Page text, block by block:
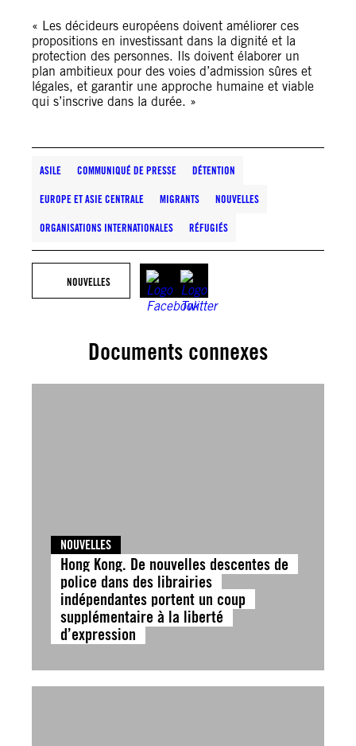
« Les décideurs européens doivent améliorer ces
propositions en investissant dans la dignité et la
protection des personnes. Ils doivent élaborer un
plan ambitieux pour des voies d’admission sûres et
légales, et garantir une approche humaine et viable
qui s’inscrive dans la durée. »
ASILE COMMUNIQUÉ DE PRESSE DÉTENTION
EUROPE ET ASIE CENTRALE MIGRANTS NOUVELLES
ORGANISATIONS INTERNATIONALES RÉFUGIÉS
NOUVELLES
Documents connexes
NOUVELLES
Hong Kong. De nouvelles descentes de
police dans des librairies
indépendantes portent un coup
supplémentaire à la liberté
d’expression